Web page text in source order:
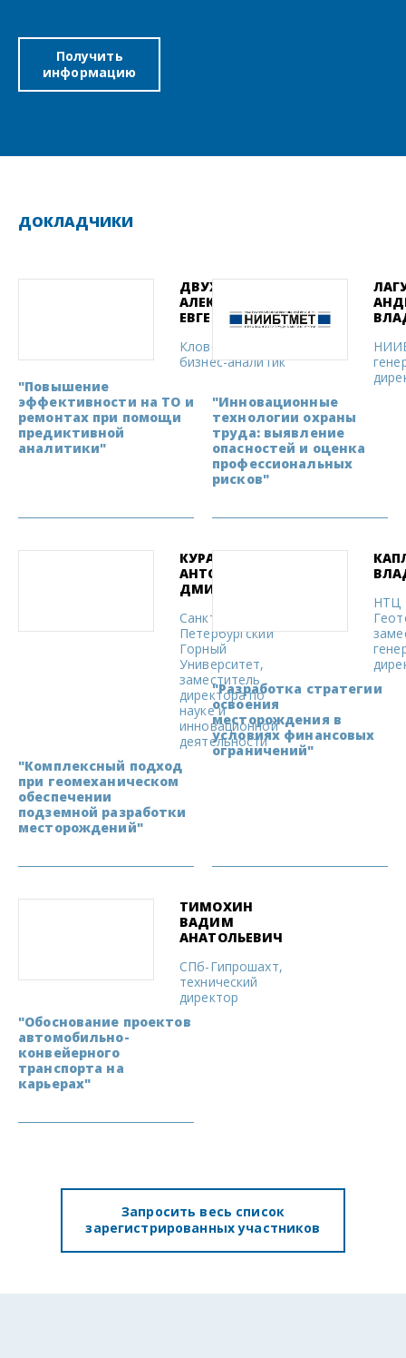
Получить
информацию
ДОКЛАДЧИКИ
ДВУХИМЕННЫЙ
АЛЕКСАНДР
ЕВГЕНЬЕВИЧ
Кловер груп,
бизнес-аналитик
"Повышение
эффективности на ТО и
ремонтах при помощи
предиктивной
аналитики"
"Инновационные
технологии охраны
труда: выявление
опасностей и оценка
профессиональных
рисков"
КУРАНОВ
АНТОН
ДМИТРИЕВИЧ
Санкт-
Петербургский
Горный
Университет,
заместитель
директора по
науке и
инновационной
деятельности
"Комплексный подход
при геомеханическом
обеспечении
подземной разработки
месторождений"
НТЦ
"Разработка стратегии
освоения
месторождения в
условиях финансовых
ограничений"
ТИМОХИН
ВАДИМ
АНАТОЛЬЕВИЧ
СПб-Гипрошахт,
технический
директор
"Обоснование проектов
автомобильно-
конвейерного
транспорта на
карьерах"
Запросить весь список
зарегистрированных участников